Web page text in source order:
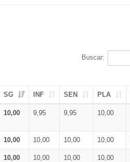
Buscar:
SG INF SEN PLA
10,00 9,95 9,95 10,00
10,00 10,00 10,00 10,00
10,00 10,00 10,00 10,00